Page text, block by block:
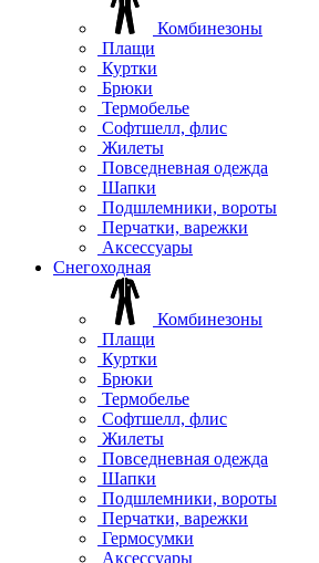
Комбинезоны
Плащи
Куртки
Брюки
Термобелье
Софтшелл, флис
Жилеты
Повседневная одежда
Шапки
Подшлемники, вороты
Перчатки, варежки
Аксессуары
Снегоходная
Комбинезоны
Плащи
Куртки
Брюки
Термобелье
Софтшелл, флис
Жилеты
Повседневная одежда
Шапки
Подшлемники, вороты
Перчатки, варежки
Гермосумки
Аксессуары